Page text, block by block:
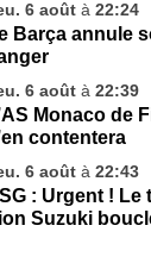
6 août à 22:24
Barça annule
6 août à 22:39
Monaco de
contentera
6 août à 22:43
: Urgent ! Le
Suzuki